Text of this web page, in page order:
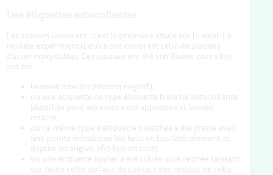
Les auteurs l'assurent : c'est la première étude sur le sujet. Le
modèle expérimental qu'ils ont choisi est celui de plaques
d'acier inoxydables. Ces plaques ont été stérilisées, puis elles
ont été :
laissées intactes (témoin négatif),
ou une étiquette de type étiquette blanche autocollante
plastifiée pour adresses a été appliquée et laissée
intacte,
ou ce même type d'étiquette plastifiée a été gratté avec
une pointe métallique (de haut en bas, latéralement, et
depuis les angles, 160 fois en tout),
ou une étiquette papier a été collée, puis retirée, laissant
sur toute cette surface de contact des résidus de colle.